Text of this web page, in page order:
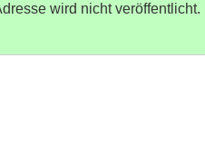
wird nicht veröffentlicht.